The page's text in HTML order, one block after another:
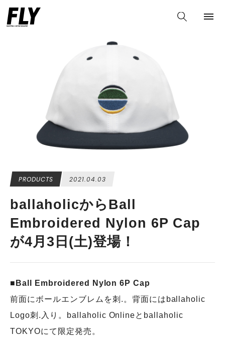
PRODUCTS 2021.04.03
ballaholicからBall
Embroidered Nylon 6P Cap
が4月3日(土)登場！
■Ball Embroidered Nylon 6P Cap
前面にボールエンブレムを刺.。背面にはballaholic
Logo刺.入り。ballaholic Onlineとballaholic
TOKYOにて限定発売。